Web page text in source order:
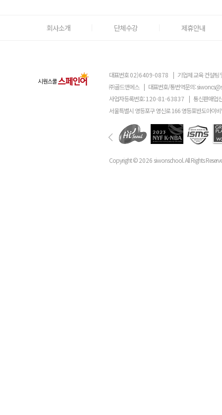
회사소개 단체수강 제휴안내
대표번호02)6409-0878 | 기업체 교육 컨설팅
㈜골드앤에스 | 대표번호/통번역문의:
사업자등록번호:120-81-63837 | 통신판매업
서울특별시 영등포구 영신로 166 영등포반도아이
Copyright ©2026 siwonschool. All Rights